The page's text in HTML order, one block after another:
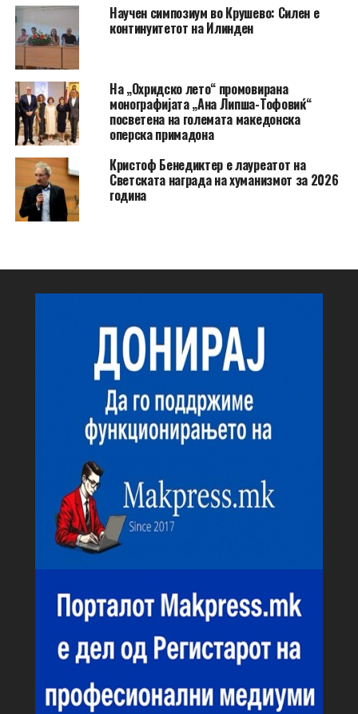
Научен симпозиум во Крушево: Силен е
континуитетот на Илинден
На „Охридско лето“ промовирана
монографијата „Ана Липша-Тофовиќ“
посветена на големата македонска
оперска примадона
Кристоф Бенедиктер е лауреатот на
Светската награда на хуманизмот за 2026
година